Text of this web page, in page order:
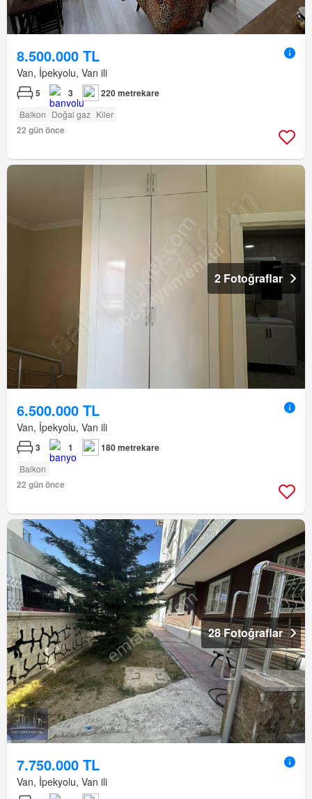
8.500.000 TL
Van, İpekyolu, Van ili
5 3 220 metrekare
Balkon Doğal gaz Kiler
22 gün önce
2 Fotoğraflar
6.500.000 TL
Van, İpekyolu, Van ili
3 1 180 metrekare
Balkon
22 gün önce
28 Fotoğraflar
7.750.000 TL
Van, İpekyolu, Van ili